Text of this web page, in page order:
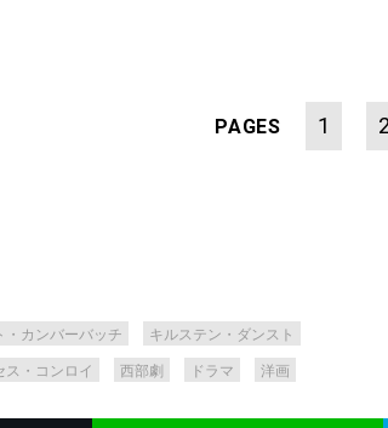
PAGES 1 2
・カンバーバッチ キルステン・ダンスト
ス・コンロイ 西部劇 ドラマ 洋画